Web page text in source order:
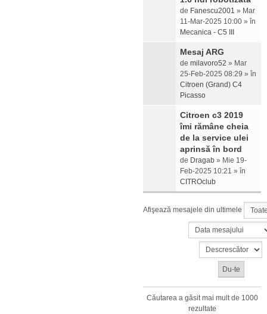
de Fanescu2001 » Mar
11-Mar-2025 10:00 » în
Mecanica - C5 III
Mesaj ARG
de milavoro52 » Mar
25-Feb-2025 08:29 » în
Citroen (Grand) C4
Picasso
Citroen c3 2019
îmi rămâne cheia
de la service ulei
aprinsă în bord
de Dragab » Mie 19-
Feb-2025 10:21 » în
CITROclub
Afişează mesajele din ultimele
Căutarea a găsit mai mult de 1000
rezultate